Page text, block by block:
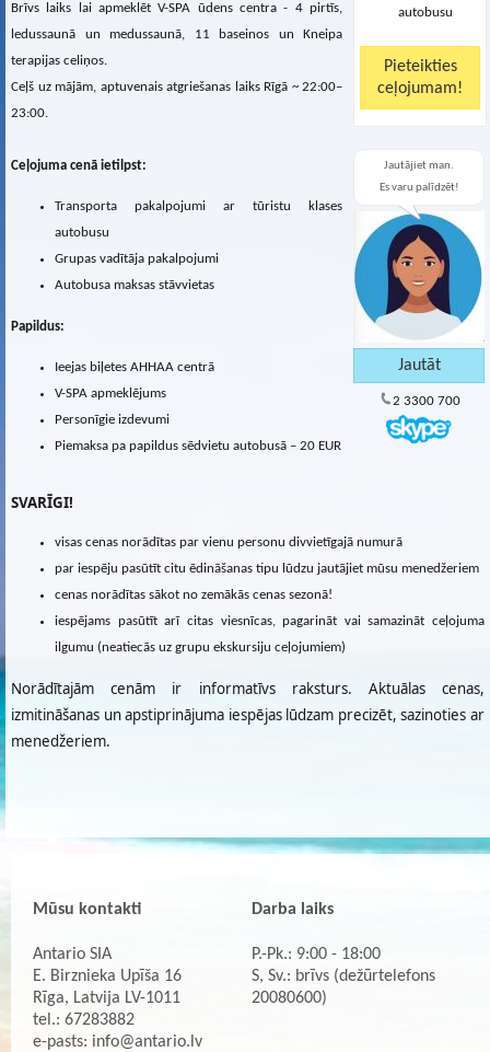
autobusu
Jautājiet man.
Es varu palīdzēt!
2 3300 700
Brīvs laiks lai apmeklēt V-SPA ūdens centra - 4 pirtīs,
ledussaunā un medussaunā, 11 baseinos un Kneipa
terapijas celiņos.
Ceļš uz mājām, aptuvenais atgriešanas laiks Rīgā ~ 22:00–
23:00.
Ceļojuma cenā ietilpst:
Transporta pakalpojumi ar tūristu klases
autobusu
Grupas vadītāja pakalpojumi
Autobusa maksas stāvvietas
Papildus:
Ieejas biļetes AHHAA centrā
V-SPA apmeklējums
Personīgie izdevumi
Piemaksa pa papildus sēdvietu autobusā – 20 EUR
SVARĪGI!
visas cenas norādītas par vienu personu divvietīgajā numurā
par iespēju pasūtīt citu ēdināšanas tipu lūdzu jautājiet mūsu menedžeriem
cenas norādītas sākot no zemākās cenas sezonā!
iespējams pasūtīt arī citas viesnīcas, pagarināt vai samazināt ceļojuma
ilgumu (neatiecās uz grupu ekskursiju ceļojumiem)
Norādītajām cenām ir informatīvs raksturs. Aktuālas cenas,
izmitināšanas un apstiprinājuma iespējas lūdzam precizēt, sazinoties ar
menedžeriem.
Mūsu kontakti
Antario SIA
E. Birznieka Upīša 16
Rīga, Latvija LV-1011
tel.: 67283882
e-pasts: info@antario.lv
Darba laiks
P.-Pk.: 9:00 - 18:00
S, Sv.: brīvs (dežūrtelefons
20080600)